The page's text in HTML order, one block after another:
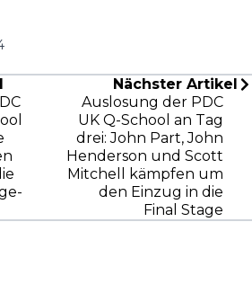
Nächster Artikel
Auslosung der PDC
UK Q-School an Tag
drei: John Part, John
Henderson und Scott
Mitchell kämpfen um
den Einzug in die
Final Stage